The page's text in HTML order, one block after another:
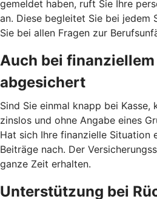
gemeldet haben, ruft Sie Ihre
an. Diese begleitet Sie bei jedem
Sie bei allen Fragen zur
Auch bei
abgesichert
Sind Sie einmal knapp bei Kasse,
zinslos und ohne Angabe eines
Hat sich Ihre finanzielle Situation
Beiträge nach. Der
ganze Zeit erhalten.
Unterstützung bei